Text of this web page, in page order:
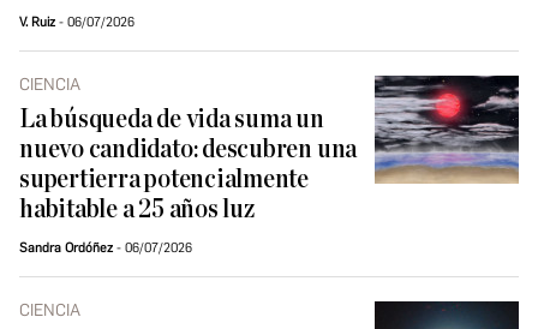
V. Ruiz 06/07/2026
CIENCIA
La búsqueda de vida suma un
nuevo candidato: descubren una
supertierra potencialmente
habitable a 25 años luz
Sandra Ordóñez 06/07/2026
CIENCIA